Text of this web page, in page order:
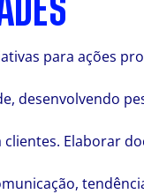
para ações
desenvolvendo
Elaborar